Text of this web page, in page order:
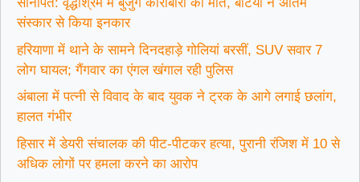
संस्कार से किया इनकार
हरियाणा में थाने के सामने दिनदहाड़े गोलियां बरसीं, SUV सवार 7
लोग घायल; गैंगवार का एंगल खंगाल रही पुलिस
अंबाला में पत्नी से विवाद के बाद युवक ने ट्रक के आगे लगाई छलांग,
हालत गंभीर
हिसार में डेयरी संचालक की पीट-पीटकर हत्या, पुरानी रंजिश में 10 से
अधिक लोगों पर हमला करने का आरोप